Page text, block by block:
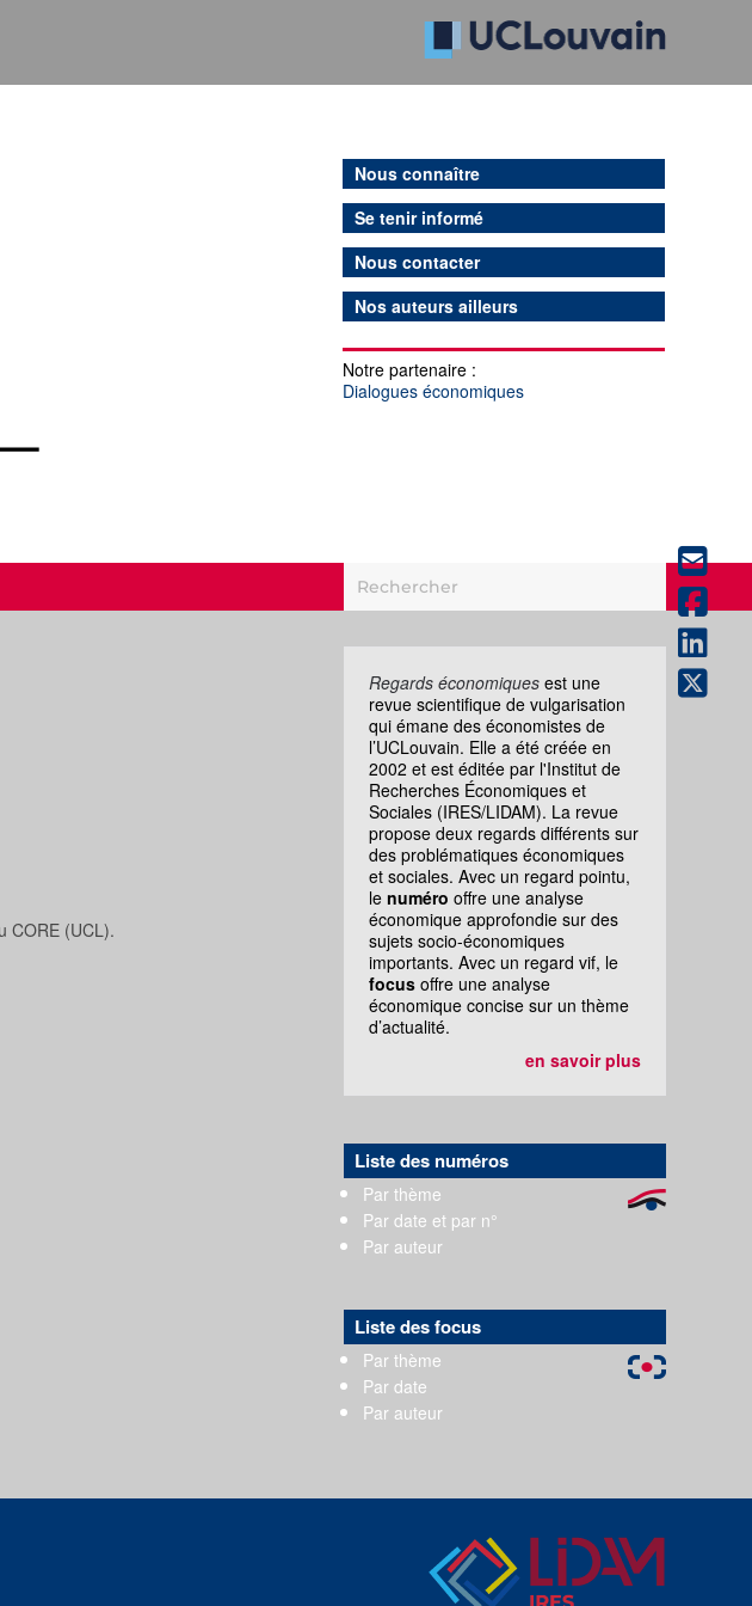
Nous connaître
Se tenir informé
Nous contacter
Nos auteurs ailleurs
Notre partenaire :
Dialogues économiques
CORE (UCL).
Regards économiques est une
revue scientifique de vulgarisation
qui émane des économistes de
l’UCLouvain. Elle a été créée en
2002 et est éditée par l'Institut de
Recherches Économiques et
Sociales (IRES/LIDAM). La revue
propose deux regards différents sur
des problématiques économiques
et sociales. Avec un regard pointu,
le numéro offre une analyse
économique approfondie sur des
sujets socio-économiques
importants. Avec un regard vif, le
focus offre une analyse
économique concise sur un thème
d’actualité.
en savoir plus
Liste des numéros
Par thème
Par date et par n°
Par auteur
Liste des focus
Par thème
Par date
Par auteur